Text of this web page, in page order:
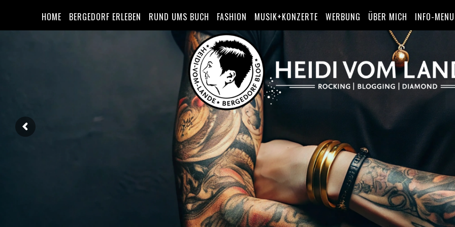
HOME BERGEDORF ERLEBEN RUND UMS BUCH FASHION MUSIK+KONZERTE WERBUNG ÜBER MICH INFO-